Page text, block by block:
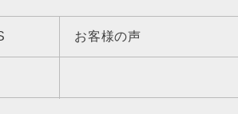
お客様の声